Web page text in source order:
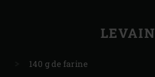
LEVAIN
140 g de farine